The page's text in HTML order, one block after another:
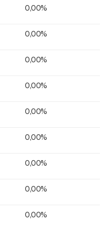
0,00%
0,00%
0,00%
0,00%
0,00%
0,00%
0,00%
0,00%
0,00%